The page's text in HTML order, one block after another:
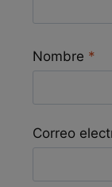
Nombre *
Correo